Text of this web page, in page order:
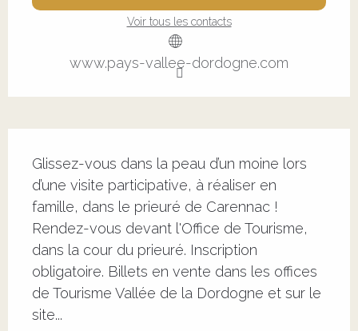
Voir tous les contacts
www.pays-vallee-dordogne.com
Glissez-vous dans la peau d’un moine lors
d’une visite participative, à réaliser en
famille, dans le prieuré de Carennac !
Rendez-vous devant l'Office de Tourisme,
dans la cour du prieuré. Inscription
obligatoire. Billets en vente dans les offices
de Tourisme Vallée de la Dordogne et sur le
site...